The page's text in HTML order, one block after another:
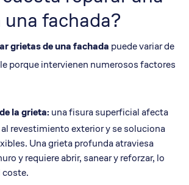
fachada?
grietas de una fachada puede variar de
porque intervienen numerosos factores
la grieta: una fisura superficial afecta
revestimiento exterior y se soluciona
Una grieta profunda atraviesa
y requiere abrir, sanear y reforzar, lo
coste.